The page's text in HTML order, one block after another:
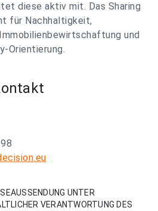
diese aktiv mit. Das Sharing
für Nachhaltigkeit,
und
Orientierung.
UNTER
VERANTWORTUNG DES